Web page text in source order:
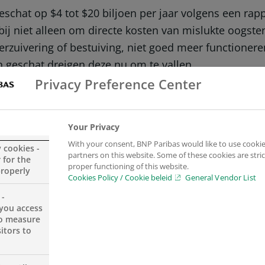
op $4 tot $20 biljoen per jaar volgens een
niet alleen om directe kosten van mislukte
of bestuiving, niet goed meer
dreigen deze nu om te vallen.
en fruitteelt direct afhankelijk van
natuurlijke bestuiving. Een gezond en gevarieerd
heeft geschat dat ongeveer €510 miljard aan
vertegenwoordigt dit 36% van de portefeuille van
die het Verdrag voor Biologische
Privacy Preference Center
cookies -
for the
access
measure
to
Your Privacy
With your consent, BNP Paribas would like to use
partners on this website. Some of these cookies are
proper functioning of this website.
Cookies Policy / Cookie beleid
General Vendor List